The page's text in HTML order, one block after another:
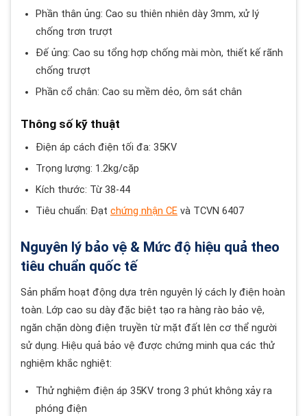
Phần thân ủng: Cao su thiên nhiên dày 3mm, xử lý
chống trơn trượt
Đế ủng: Cao su tổng hợp chống mài mòn, thiết kế rãnh
chống trượt
Phần cổ chân: Cao su mềm dẻo, ôm sát chân
Thông số kỹ thuật
Điện áp cách điện tối đa: 35KV
Trọng lượng: 1.2kg/cặp
Kích thước: Từ 38-44
Tiêu chuẩn: Đạt chứng nhận CE và TCVN 6407
Nguyên lý bảo vệ & Mức độ hiệu quả theo
tiêu chuẩn quốc tế
Sản phẩm hoạt động dựa trên nguyên lý cách ly điện hoàn
toàn. Lớp cao su dày đặc biệt tạo ra hàng rào bảo vệ,
ngăn chặn dòng điện truyền từ mặt đất lên cơ thể người
sử dụng. Hiệu quả bảo vệ được chứng minh qua các thử
nghiệm khắc nghiệt:
Thử nghiệm điện áp 35KV trong 3 phút không xảy ra
phóng điện